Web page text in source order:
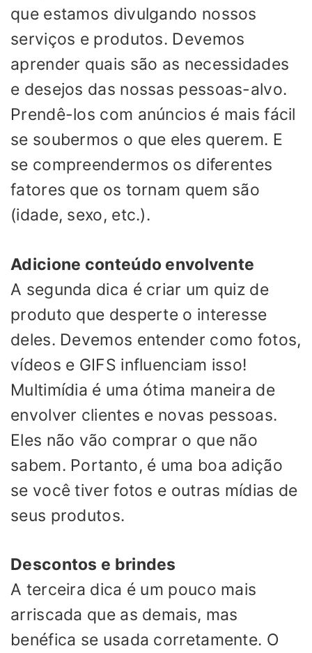
que estamos divulgando nossos
serviços e produtos. Devemos
aprender quais são as necessidades
e desejos das nossas pessoas-alvo.
Prendê-los com anúncios é mais fácil
se soubermos o que eles querem. E
se compreendermos os diferentes
fatores que os tornam quem são
(idade, sexo, etc.).
Adicione conteúdo envolvente
A segunda dica é criar um quiz de
produto que desperte o interesse
deles. Devemos entender como fotos,
vídeos e GIFS influenciam isso!
Multimídia é uma ótima maneira de
envolver clientes e novas pessoas.
Eles não vão comprar o que não
sabem. Portanto, é uma boa adição
se você tiver fotos e outras mídias de
seus produtos.
Descontos e brindes
A terceira dica é um pouco mais
arriscada que as demais, mas
benéfica se usada corretamente. O